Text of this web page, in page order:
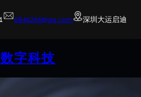
6846266@qq.com 深圳大运启迪
字科技